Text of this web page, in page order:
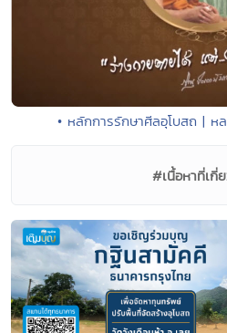
• หลักการรักษาศีลอุโบสถ |
#เนื้อหาที่เกี่